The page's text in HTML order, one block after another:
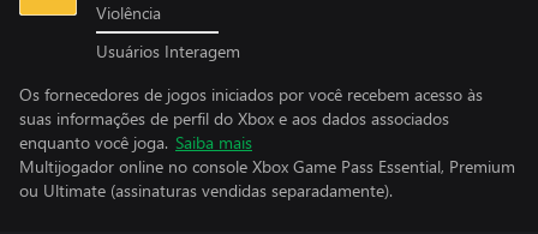
Violência
Usuários Interagem
Os fornecedores de jogos iniciados por você recebem acesso às
suas informações de perfil do Xbox e aos dados associados
enquanto você joga. Saiba mais
Multijogador online no console Xbox Game Pass Essential, Premium
ou Ultimate (assinaturas vendidas separadamente).